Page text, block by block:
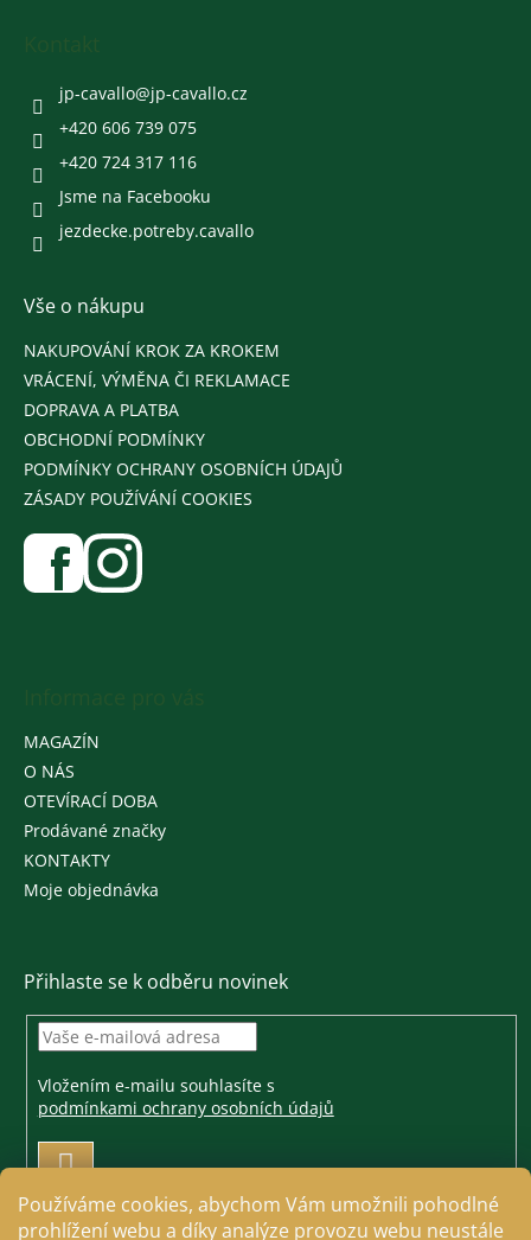
Používáme cookies, abychom Vám umožnili pohodlné
prohlížení webu a díky analýze provozu webu neustále
jp-cavallo@jp-cavallo.cz
+420 606 739 075
+420 724 317 116
Jsme na Facebooku
jezdecke.potreby.cavallo
Vše o nákupu
NAKUPOVÁNÍ KROK ZA KROKEM
VRÁCENÍ, VÝMĚNA ČI REKLAMACE
DOPRAVA A PLATBA
OBCHODNÍ PODMÍNKY
PODMÍNKY OCHRANY OSOBNÍCH ÚDAJŮ
ZÁSADY POUŽÍVÁNÍ COOKIES
MAGAZÍN
O NÁS
OTEVÍRACÍ DOBA
Prodávané značky
KONTAKTY
Moje objednávka
Přihlaste se k odběru novinek
Vložením e-mailu souhlasíte s
podmínkami ochrany osobních údajů
PŘIHLÁSIT